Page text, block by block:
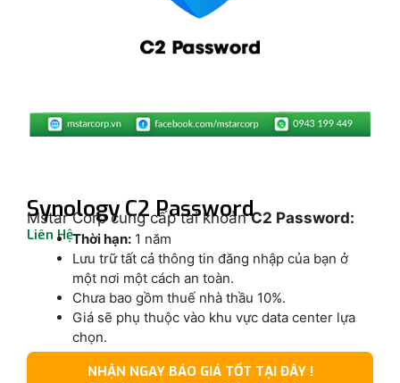
Synology C2 Password
Liên Hệ
Mstar Corp cung cấp tài khoảnC2 Password:
Thời hạn: 1 năm
Lưu trữ tất cả thông tin đăng nhập của bạn ở
một nơi một cách an toàn.
Chưa bao gồm thuế nhà thầu 10%.
Giá sẽ phụ thuộc vào khu vực data center lựa
chọn.
NHẬN NGAY BÁO GIÁ TỐT TẠI ĐÂY !